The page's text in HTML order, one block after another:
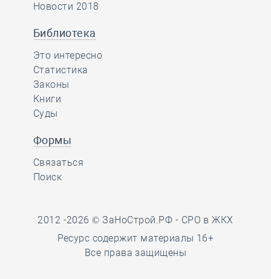
Новости 2018
Библиотека
Это интересно
Статистика
Законы
Книги
Суды
Формы
Связаться
Поиск
2012 -2026 © ЗаНоСтрой.РФ - СРО в ЖКХ
Ресурс содержит материалы 16+
Все права защищены